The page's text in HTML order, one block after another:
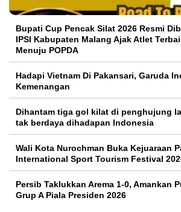
Bupati Cup Pencak Silat 2026 Resmi
IPSI Kabupaten Malang Ajak Atlet
Menuju POPDA
Hadapi Vietnam Di Pakansari, Garuda
Kemenangan
Dihantam tiga gol kilat di penghujung
tak berdaya dihadapan Indonesia
Wali Kota Nurochman Buka Kejuaraan
International Sport Tourism Festival
Persib Taklukkan Arema 1-0, Amankan
Grup A Piala Presiden 2026